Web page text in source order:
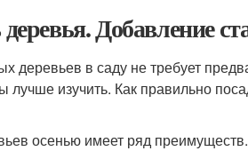
Добавление
деревьев в саду не требует
изучить. Как правильно
осенью имеет ряд